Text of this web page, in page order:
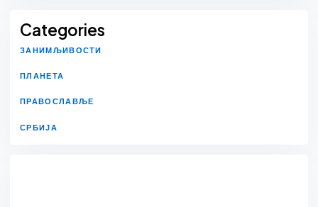
Categories
ЗАНИМЉИВОСТИ
ПЛАНЕТА
ПРАВОСЛАВЉЕ
СРБИЈА